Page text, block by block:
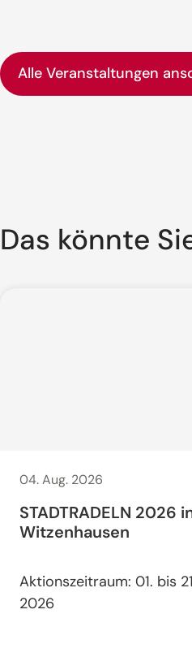
Alle Veranstaltungen
Das könnte
04. Aug. 2026
STADTRADELN 2026
Witzenhausen
Aktionszeitraum: 01. bis
2026